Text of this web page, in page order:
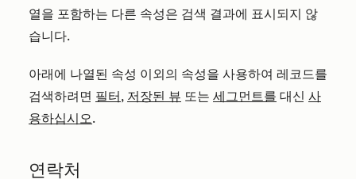
열을 포함하는 다른 속성은 검색 결과에 표시되지 않
습니다.
아래에 나열된 속성 이외의 속성을 사용하여 레코드를
검색하려면 필터, 저장된 뷰 또는 세그먼트를 대신 사
용하십시오.
연락처